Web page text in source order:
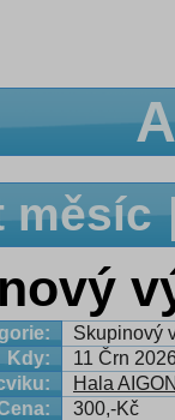
měsíc
Skupinový
Kdy:
11 Črn
Hala AIGON
300,-Kč